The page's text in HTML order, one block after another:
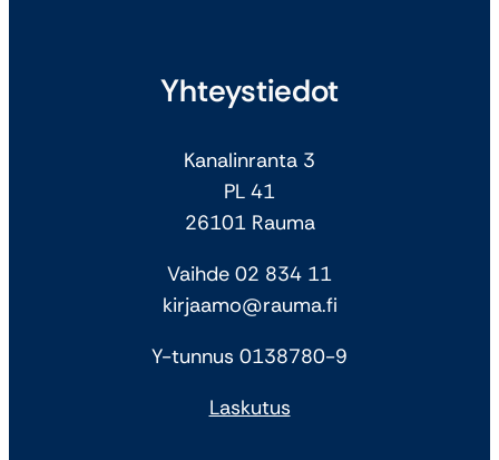
Yhteystiedot
Kanalinranta 3
PL 41
26101 Rauma
Vaihde 02 834 11
kirjaamo@rauma.fi
Y-tunnus 0138780-9
Laskutus